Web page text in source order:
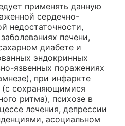
применять данную
сердечно-
недостаточности,
печени,
диабете и
эндокринных
язвенных поражениях
при инфаркте
(с сохраняющимися
ритма), психозе в
лечения, депрессии
асоциальном